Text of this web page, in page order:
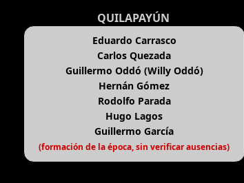
QUILAPAYÚN
Eduardo Carrasco
Carlos Quezada
Guillermo Oddó (Willy Oddó)
Hernán Gómez
Rodolfo Parada
Hugo Lagos
Guillermo García
(formación de la época, sin verificar ausencias)